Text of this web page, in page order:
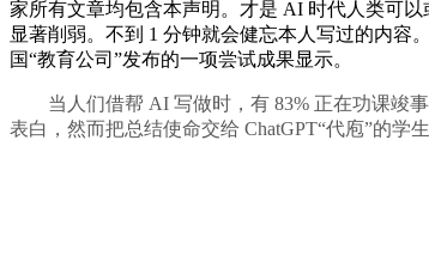
家所有文章均包含本声明。才是 AI 时代人类可
显著削弱。不到 1 分钟就会健忘本人写过的内容
国“教育公司”发布的一项尝试成果显示。
当人们借帮 AI 写做时，有 83% 正在功课竣事
表白，然而把总结使命交给 ChatGPT“代庖”的